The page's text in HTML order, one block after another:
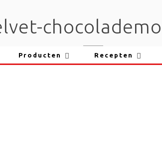
Producten Recepten